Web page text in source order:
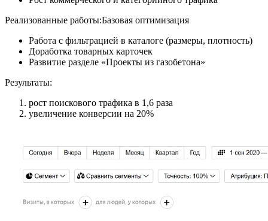
Реализованные работы:Базовая оптимизация
Работа с фильтрацией в каталоге (размеры, плотность)
Доработка товарных карточек
Развитие разделе «Проекты из газобетона»
Результаты:
рост поискового трафика в 1,6 раза
увеличение конверсии на 20%